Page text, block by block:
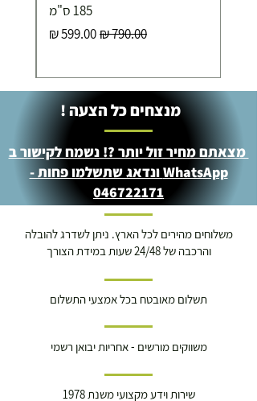
185 ס"מ
מחיר רגילמחיר מבצע
מנצחים כל הצעה !
מצאתם מחיר זול יותר ?! נשמח לקישור ב
WhatsApp ונדאג שתשלמו פחות -
046722171
משלוחים מהירים לכל הארץ. ניתן לשדרג להובלה
והרכבה של 24/48 שעות במידת הצורך
תשלום מאובטח בכל אמצעי התשלום
משווקים מורשים - אחריות יבואן רשמי
שירות וידע מקצועי משנת 1978